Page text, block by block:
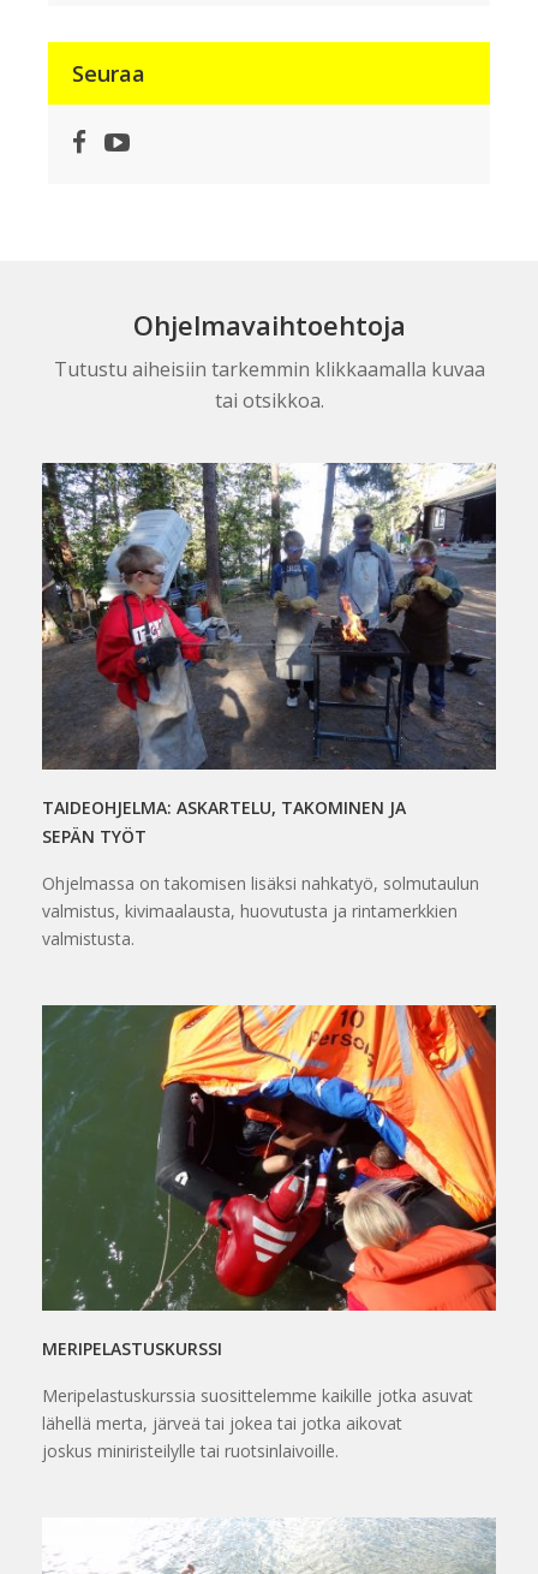
Seuraa
Facebook
YouTube
Ohjelmavaihtoehtoja
Tutustu aiheisiin tarkemmin klikkaamalla kuvaa
tai otsikkoa.
TAIDEOHJELMA: ASKARTELU, TAKOMINEN JA
SEPÄN TYÖT
Ohjelmassa on takomisen lisäksi nahkatyö, solmutaulun
valmistus, kivimaalausta, huovutusta ja rintamerkkien
valmistusta.
MERIPELASTUSKURSSI
Meripelastuskurssia suosittelemme kaikille jotka asuvat
lähellä merta, järveä tai jokea tai jotka aikovat
joskus miniristeilylle tai ruotsinlaivoille.